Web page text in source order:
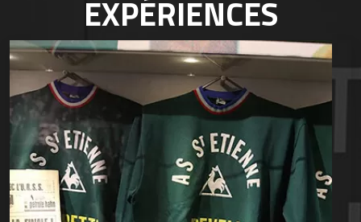
EXPÉRIENCES